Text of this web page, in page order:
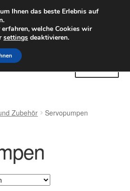
ab 6 EUR
Versand
Mo-Fr 9-16 Uhr
Zubehör Servopumpen
Ihnen das beste Erlebnis auf
welche Cookies wir
settings deaktivieren.